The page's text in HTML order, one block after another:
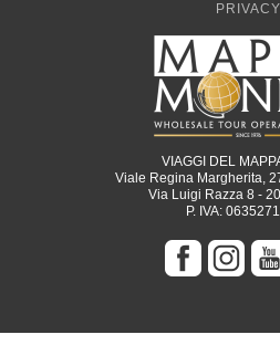
PRIVACY
VIAGGI DEL
Viale Regina Margherita,
Via Luigi Razza 8 -
P. IVA: